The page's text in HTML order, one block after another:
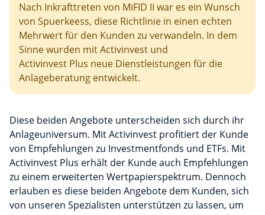
Nach Inkrafttreten von MiFID II war es ein Wunsch
von Spuerkeess, diese Richtlinie in einen echten
Mehrwert für den Kunden zu verwandeln. In dem
Sinne wurden mit Activinvest und
Activinvest Plus neue Dienstleistungen für die
Anlageberatung entwickelt.
Diese beiden Angebote unterscheiden sich durch ihr
Anlageuniversum. Mit Activinvest profitiert der Kunde
von Empfehlungen zu Investmentfonds und ETFs. Mit
Activinvest Plus erhält der Kunde auch Empfehlungen
zu einem erweiterten Wertpapierspektrum. Dennoch
erlauben es diese beiden Angebote dem Kunden, sich
von unseren Spezialisten unterstützen zu lassen, um